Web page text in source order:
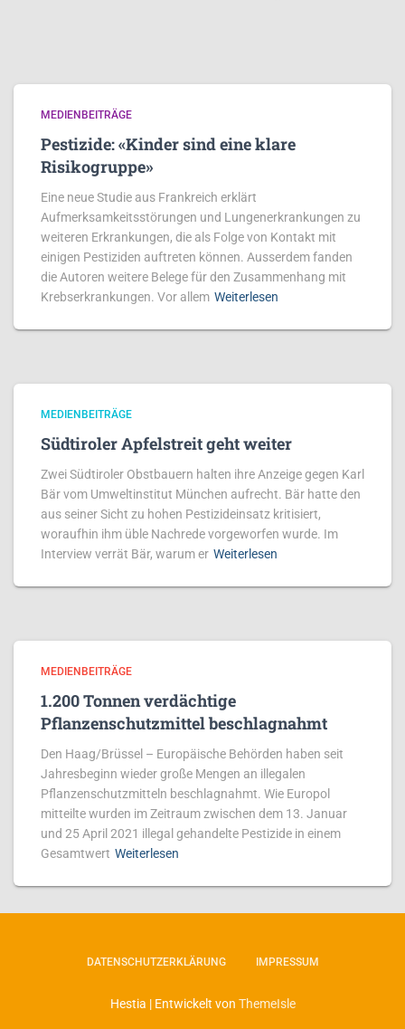
MEDIENBEITRÄGE
Pestizide: «Kinder sind eine klare
Risikogruppe»
Eine neue Studie aus Frankreich erklärt
Aufmerksamkeitsstörungen und Lungenerkrankungen zu
weiteren Erkrankungen, die als Folge von Kontakt mit
einigen Pestiziden auftreten können. Ausserdem fanden
die Autoren weitere Belege für den Zusammenhang mit
Krebserkrankungen. Vor allem Weiterlesen
MEDIENBEITRÄGE
Südtiroler Apfelstreit geht weiter
Zwei Südtiroler Obstbauern halten ihre Anzeige gegen Karl
Bär vom Umweltinstitut München aufrecht. Bär hatte den
aus seiner Sicht zu hohen Pestizideinsatz kritisiert,
woraufhin ihm üble Nachrede vorgeworfen wurde. Im
Interview verrät Bär, warum er Weiterlesen
MEDIENBEITRÄGE
1.200 Tonnen verdächtige
Pflanzenschutzmittel beschlagnahmt
Den Haag/Brüssel – Europäische Behörden haben seit
Jahresbeginn wieder große Mengen an illegalen
Pflanzenschutzmitteln beschlagnahmt. Wie Europol
mitteilte wurden im Zeitraum zwischen dem 13. Januar
und 25 April 2021 illegal gehandelte Pestizide in einem
Gesamtwert Weiterlesen
DATENSCHUTZERKLÄRUNG IMPRESSUM
Hestia | Entwickelt von ThemeIsle